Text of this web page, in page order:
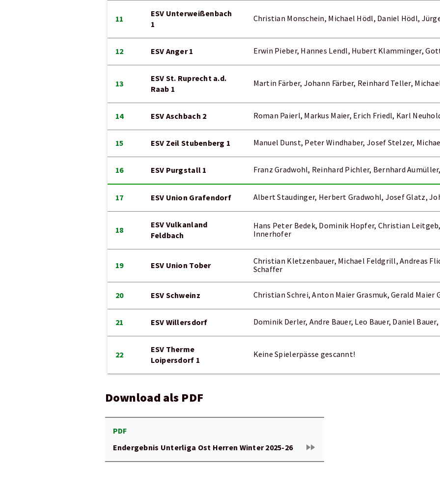
11
ESV Unterweißenbach
1
Christian Monschein, Michael Hödl, Daniel Hödl,
12 ESV Anger 1 Erwin Pieber, Hannes Lendl, Hubert Klamminger,
13
ESV St. Ruprecht a.d.
Raab 1
Martin Färber, Johann Färber, Reinhard Teller,
14 ESV Aschbach 2 Roman Paierl, Markus Maier, Erich Friedl, Karl
15 ESV Zeil Stubenberg 1 Manuel Dunst, Peter Windhaber, Josef Stelzer,
16 ESV Purgstall 1 Franz Gradwohl, Reinhard Pichler, Bernhard
17 ESV Union Grafendorf Albert Staudinger, Herbert Gradwohl, Josef Glatz,
18
ESV Vulkanland
Feldbach
Hans Peter Bedek, Dominik Hopfer, Christian
Innerhofer
19 ESV Union Tober
Christian Kletzenbauer, Michael Feldgrill, Andreas
Schaffer
20 ESV Schweinz Christian Schrei, Anton Maier Grasmuk, Gerald Maier
21 ESV Willersdorf Dominik Derler, Andre Bauer, Leo Bauer, Daniel
22
ESV Therme
Loipersdorf 1
Keine Spielerpässe gescannt!
Download als PDF
PDF
Endergebnis Unterliga Ost Herren Winter 2025-26
fast_forward